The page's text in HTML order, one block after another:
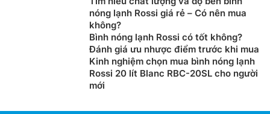
nóng lạnh Rossi giá rẻ – Có nên mua
không?
Bình nóng lạnh Rossi có tốt không?
Đánh giá ưu nhược điểm trước khi mua
Kinh nghiệm chọn mua bình nóng lạnh
Rossi 20 lít Blanc RBC-20SL cho người
mới